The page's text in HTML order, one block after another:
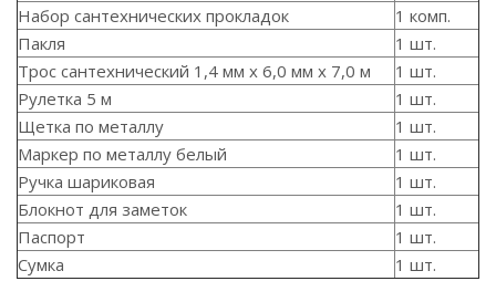
Набор сантехнических прокладок
1 комп.
Пакля
1 шт.
Трос сантехнический 1,4 мм х 6,0 мм х 7,0 м
1 шт.
Рулетка 5 м
1 шт.
Щетка по металлу
1 шт.
Маркер по металлу белый
1 шт.
Ручка шариковая
1 шт.
Блокнот для заметок
1 шт.
Паспорт
1 шт.
Сумка
1 шт.